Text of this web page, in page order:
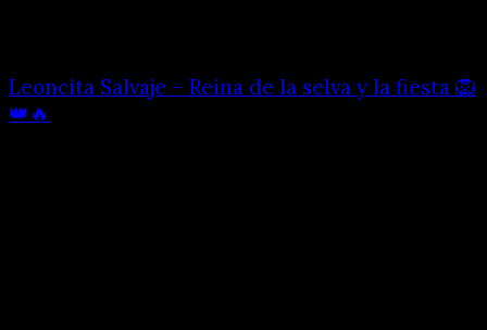
Leoncita Salvaje – Reina de la selva y la fiesta 🦁
👑🔥